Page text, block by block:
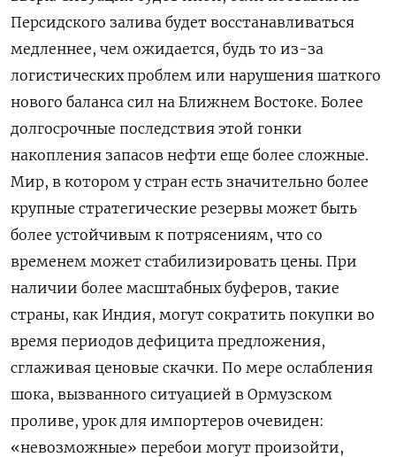
Персидского залива будет восстанавливаться
медленнее, чем ожидается, будь то из-за
логистических проблем или нарушения шаткого
нового баланса сил на Ближнем Востоке. Более
долгосрочные последствия этой гонки
накопления запасов нефти еще ‌более сложные.
Мир, в котором у стран есть значительно более
крупные стратегические резервы может быть
более устойчивым к потрясениям, что со
временем может стабилизировать цены. При
наличии более масштабных буферов, такие
страны, как Индия, могут сократить покупки во ​
время периодов дефицита предложения,
сглаживая ценовые скачки. По мере ослабления
шока, вызванного ситуацией в Ормузском
проливе, урок для импортеров очевиден:
«невозможные» перебои могут произойти,